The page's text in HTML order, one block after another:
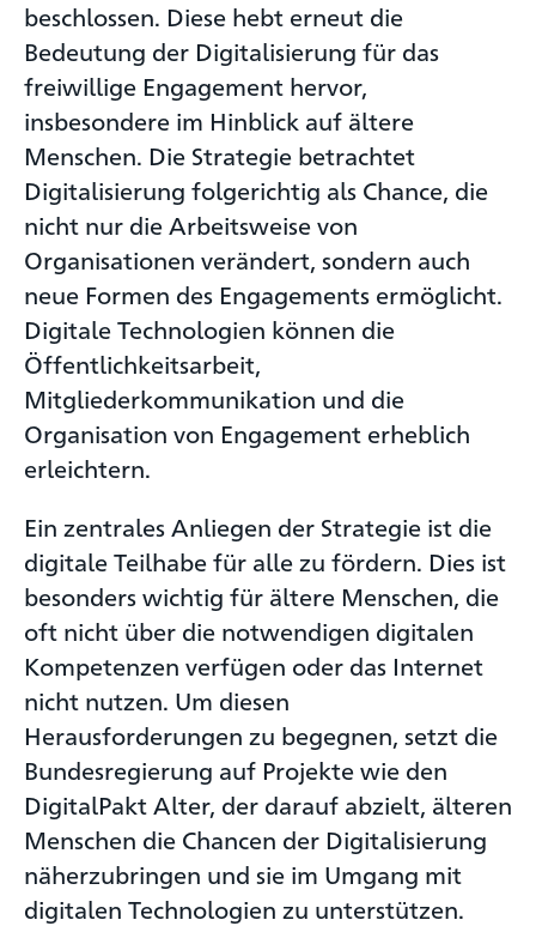
beschlossen. Diese hebt erneut die
Bedeutung der Digitalisierung für das
freiwillige Engagement hervor,
insbesondere im Hinblick auf ältere
Menschen. Die Strategie betrachtet
Digitalisierung folgerichtig als Chance, die
nicht nur die Arbeitsweise von
Organisationen verändert, sondern auch
neue Formen des Engagements ermöglicht.
Digitale Technologien können die
Öffentlichkeitsarbeit,
Mitgliederkommunikation und die
Organisation von Engagement erheblich
erleichtern.
Ein zentrales Anliegen der Strategie ist die
digitale Teilhabe für alle zu fördern. Dies ist
besonders wichtig für ältere Menschen, die
oft nicht über die notwendigen digitalen
Kompetenzen verfügen oder das Internet
nicht nutzen. Um diesen
Herausforderungen zu begegnen, setzt die
Bundesregierung auf Projekte wie den
DigitalPakt Alter, der darauf abzielt, älteren
Menschen die Chancen der Digitalisierung
näherzubringen und sie im Umgang mit
digitalen Technologien zu unterstützen.